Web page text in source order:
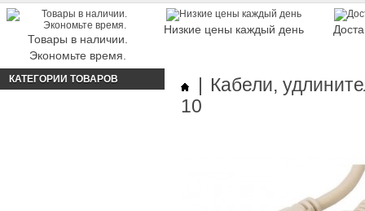
Товары в наличии.
Экономьте время.
Низкие цены каждый день
КАТЕГОРИИ ТОВАРОВ
Кабели,
10